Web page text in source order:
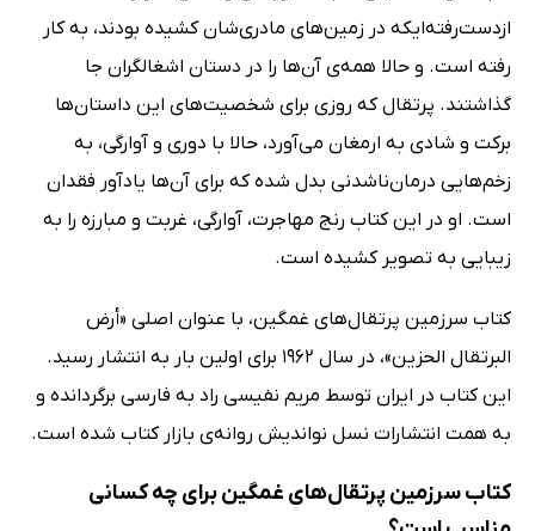
ازدست‌رفته‌ایکه در زمین‌های مادری‌شان کشیده بودند، به کار
رفته است. و حالا همه‌ی آن‌ها را در دستان اشغالگران جا
گذاشتند. پرتقال که روزی برای شخصیت‌های این داستان‌ها
برکت و شادی به ارمغان می‌آورد، حالا با دوری و آوارگی، به
زخم‌هایی درمان‌ناشدنی بدل شده‌ که برای آن‌ها یادآور فقدان
است. او در این کتاب رنج مهاجرت، آوارگی، غربت و مبارزه را به
زیبایی به تصویر کشیده است.
کتاب سرزمین پرتقال‌های غمگین، با عنوان اصلی «أرض
البرتقال الحزین»، در سال 1962 برای اولین بار به انتشار رسید.
این کتاب در ایران توسط مریم نفیسی راد به فارسی برگردانده و
به همت انتشارات نسل نواندیش روانه‌ی بازار کتاب شده است.
کتاب سرزمین پرتقال‌های غمگین برای چه کسانی